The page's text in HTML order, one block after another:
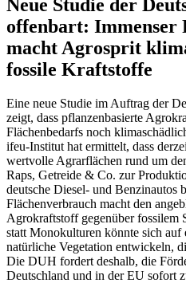
Neue Studie der
offenbart: Immenser
macht Agrosprit
fossile Kraftstoffe
Eine neue Studie im Auftrag der
zeigt, dass pflanzenbasierte
Flächenbedarfs noch
ifeu-Institut hat ermittelt, dass
wertvolle Agrarflächen rund um
Raps, Getreide & Co. zur
deutsche Diesel- und Benzinautos
Flächenverbrauch macht den
Agrokraftstoff gegenüber fossilem
statt Monokulturen könnte sich auf
natürliche Vegetation entwickeln,
Die DUH fordert deshalb, die
Deutschland und in der EU sofort